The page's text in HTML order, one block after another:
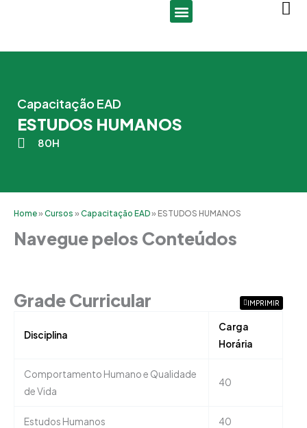
Capacitação EAD
ESTUDOS HUMANOS
80H
Home»Cursos »Capacitação EAD» ESTUDOS HUMANOS
Navegue pelos Conteúdos
IMPRIMIR
Grade Curricular
Disciplina
Carga
Horária
Comportamento Humano e Qualidade
de Vida
40
Estudos Humanos 40